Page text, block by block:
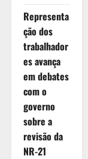
Representa
ção dos
trabalhador
es avança
em debates
com o
governo
sobre a
revisão da
NR-21